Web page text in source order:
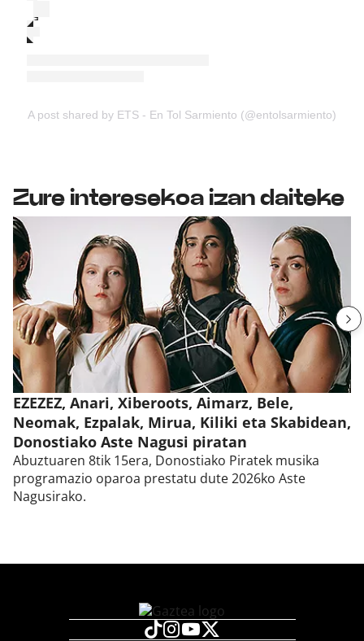
A post shared by ETS - En Tol Sarmiento (@entolsarmiento)
Zure interesekoa izan daiteke
EZEZEZ, Anari, Xiberoots, Aimarz, Bele,
Neomak, Ezpalak, Mirua, Kiliki eta Skabidean,
Donostiako Aste Nagusi piratan
Abuztuaren 8tik 15era, Donostiako Piratek musika
programazio oparoa prestatu dute 2026ko Aste
Nagusirako.